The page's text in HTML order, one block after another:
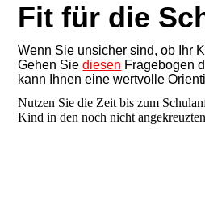
Fit für die
Wenn Sie unsicher sind, ob Ihr
Gehen Siediesen Fragebogen
kann Ihnen eine wertvolle
Nutzen Sie die Zeit bis zum
Kind in den noch nicht